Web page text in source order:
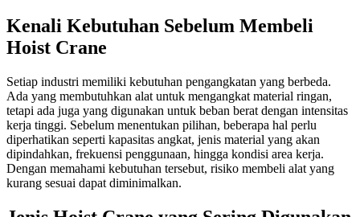
Kenali Kebutuhan Sebelum Membeli
Hoist Crane
Setiap industri memiliki kebutuhan pengangkatan yang berbeda.
Ada yang membutuhkan alat untuk mengangkat material ringan,
tetapi ada juga yang digunakan untuk beban berat dengan intensitas
kerja tinggi. Sebelum menentukan pilihan, beberapa hal perlu
diperhatikan seperti kapasitas angkat, jenis material yang akan
dipindahkan, frekuensi penggunaan, hingga kondisi area kerja.
Dengan memahami kebutuhan tersebut, risiko membeli alat yang
kurang sesuai dapat diminimalkan.